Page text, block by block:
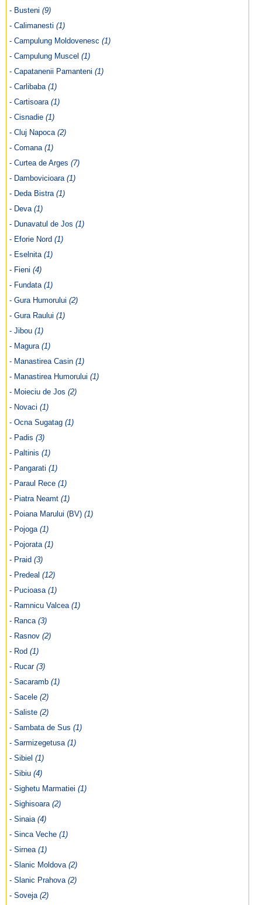
- Busteni (9)
- Calimanesti (1)
- Campulung Moldovenesc (1)
- Campulung Muscel (1)
- Capatanenii Pamanteni (1)
- Carlibaba (1)
- Cartisoara (1)
- Cisnadie (1)
- Cluj Napoca (2)
- Comana (1)
- Curtea de Arges (7)
- Dambovicioara (1)
- Deda Bistra (1)
- Deva (1)
- Dunavatul de Jos (1)
- Eforie Nord (1)
- Eselnita (1)
- Fieni (4)
- Fundata (1)
- Gura Humorului (2)
- Gura Raului (1)
- Jibou (1)
- Magura (1)
- Manastirea Casin (1)
- Manastirea Humorului (1)
- Moieciu de Jos (2)
- Novaci (1)
- Ocna Sugatag (1)
- Padis (3)
- Paltinis (1)
- Pangarati (1)
- Paraul Rece (1)
- Piatra Neamt (1)
- Poiana Marului (BV) (1)
- Pojoga (1)
- Pojorata (1)
- Praid (3)
- Predeal (12)
- Pucioasa (1)
- Ramnicu Valcea (1)
- Ranca (3)
- Rasnov (2)
- Rod (1)
- Rucar (3)
- Sacaramb (1)
- Sacele (2)
- Saliste (2)
- Sambata de Sus (1)
- Sarmizegetusa (1)
- Sibiel (1)
- Sibiu (4)
- Sighetu Marmatiei (1)
- Sighisoara (2)
- Sinaia (4)
- Sinca Veche (1)
- Sirnea (1)
- Slanic Moldova (2)
- Slanic Prahova (2)
- Soveja (2)